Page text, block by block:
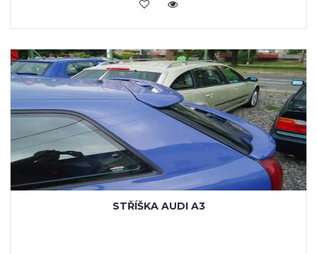
KOUPIT
STŘÍŠKA AUDI A3